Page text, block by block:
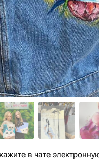
в чате